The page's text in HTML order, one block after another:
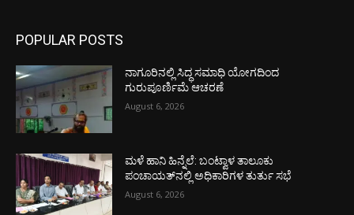
POPULAR POSTS
ನಾಗೂರಿನಲ್ಲಿ ಸಿದ್ಧ ಸಮಾಧಿ ಯೋಗದಿಂದ
ಗುರುಪೂರ್ಣಿಮೆ ಆಚರಣೆ
August 6, 2026
ಮಳೆ ಹಾನಿ ಹಿನ್ನೆಲೆ: ಬಂಟ್ವಾಳ ತಾಲೂಕು
ಪಂಚಾಯತ್‌ನಲ್ಲಿ ಅಧಿಕಾರಿಗಳ ತುರ್ತು ಸಭೆ
August 6, 2026